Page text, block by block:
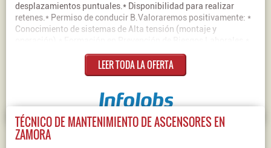
desplazamientos puntuales.* Disponibilidad para realizar
retenes.* Permiso de conducir B.Valoraremos positivamente: *
Conocimiento de sistemas de Alta tensión (montaje y
Experiencia en trabajos eléctricos tanto de instalación como de
operación.Contrato: IndefinidoJornada: Completa
LEER TODA LA OFERTA
TÉCNICO DE MANTENIMIENTO DE ASCENSORES EN
ZAMORA